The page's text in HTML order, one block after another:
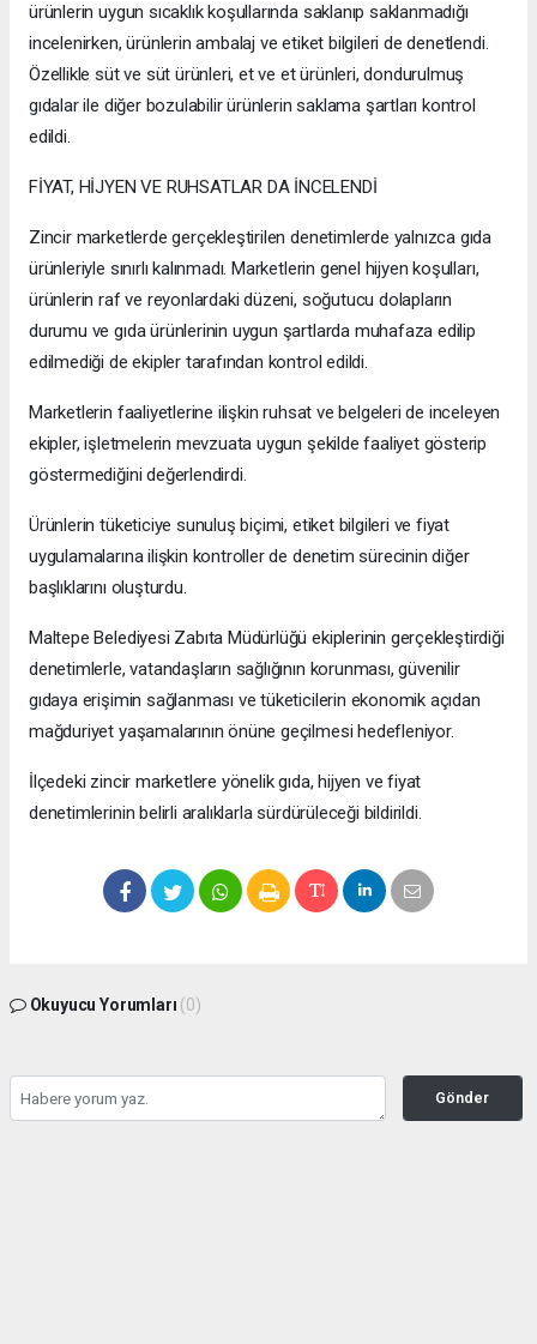
ürünlerin uygun sıcaklık koşullarında saklanıp saklanmadığı
incelenirken, ürünlerin ambalaj ve etiket bilgileri de denetlendi.
Özellikle süt ve süt ürünleri, et ve et ürünleri, dondurulmuş
gıdalar ile diğer bozulabilir ürünlerin saklama şartları kontrol
edildi.
FİYAT, HİJYEN VE RUHSATLAR DA İNCELENDİ
Zincir marketlerde gerçekleştirilen denetimlerde yalnızca gıda
ürünleriyle sınırlı kalınmadı. Marketlerin genel hijyen koşulları,
ürünlerin raf ve reyonlardaki düzeni, soğutucu dolapların
durumu ve gıda ürünlerinin uygun şartlarda muhafaza edilip
edilmediği de ekipler tarafından kontrol edildi.
Marketlerin faaliyetlerine ilişkin ruhsat ve belgeleri de inceleyen
ekipler, işletmelerin mevzuata uygun şekilde faaliyet gösterip
göstermediğini değerlendirdi.
Ürünlerin tüketiciye sunuluş biçimi, etiket bilgileri ve fiyat
uygulamalarına ilişkin kontroller de denetim sürecinin diğer
başlıklarını oluşturdu.
Maltepe Belediyesi Zabıta Müdürlüğü ekiplerinin gerçekleştirdiği
denetimlerle, vatandaşların sağlığının korunması, güvenilir
gıdaya erişimin sağlanması ve tüketicilerin ekonomik açıdan
mağduriyet yaşamalarının önüne geçilmesi hedefleniyor.
İlçedeki zincir marketlere yönelik gıda, hijyen ve fiyat
denetimlerinin belirli aralıklarla sürdürüleceği bildirildi.
Okuyucu Yorumları (0)
Gönder